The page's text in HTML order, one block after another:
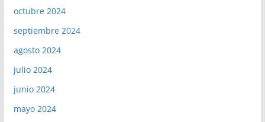
octubre 2024
septiembre 2024
agosto 2024
julio 2024
junio 2024
mayo 2024